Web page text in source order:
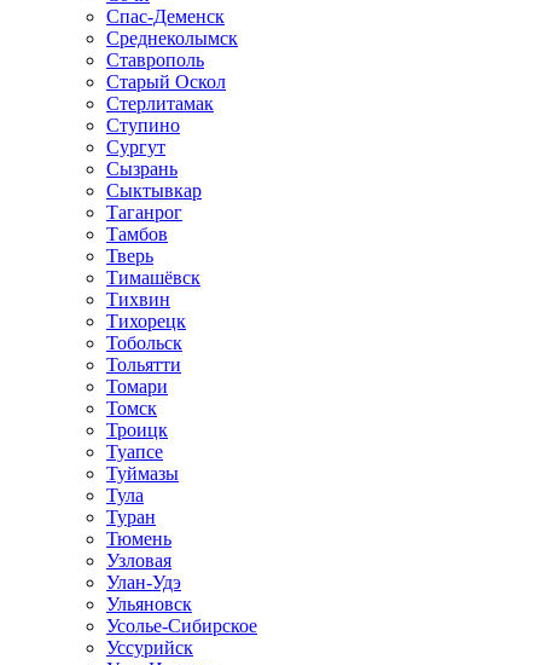
Спас-Деменск
Среднеколымск
Ставрополь
Старый Оскол
Стерлитамак
Ступино
Сургут
Сызрань
Сыктывкар
Таганрог
Тамбов
Тверь
Тимашёвск
Тихвин
Тихорецк
Тобольск
Тольятти
Томари
Томск
Троицк
Туапсе
Туймазы
Тула
Туран
Тюмень
Узловая
Улан-Удэ
Ульяновск
Усолье-Сибирское
Уссурийск